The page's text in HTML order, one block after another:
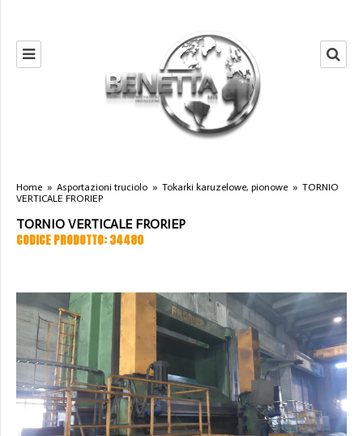
Home » Asportazioni truciolo » Tokarki karuzelowe, pionowe » TORNIO
VERTICALE FRORIEP
TORNIO VERTICALE FRORIEP
CODICE PRODOTTO: 34480